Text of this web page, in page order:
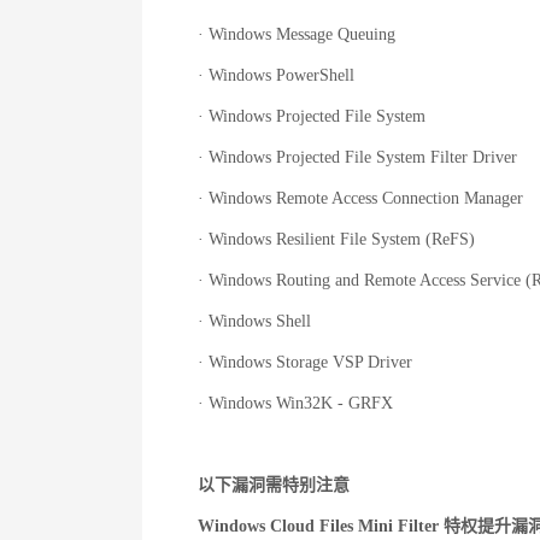
· Windows Message Queuing
· Windows PowerShell
· Windows Projected File System
· Windows Projected File System Filter Driver
· Windows Remote Access Connection Manager
· Windows Resilient File System (ReFS)
· Windows Routing and Remote Access Service
· Windows Shell
· Windows Storage VSP Driver
· Windows Win32K - GRFX
以下漏洞需特别注意
Windows Cloud Files Mini Filter 特权提升漏